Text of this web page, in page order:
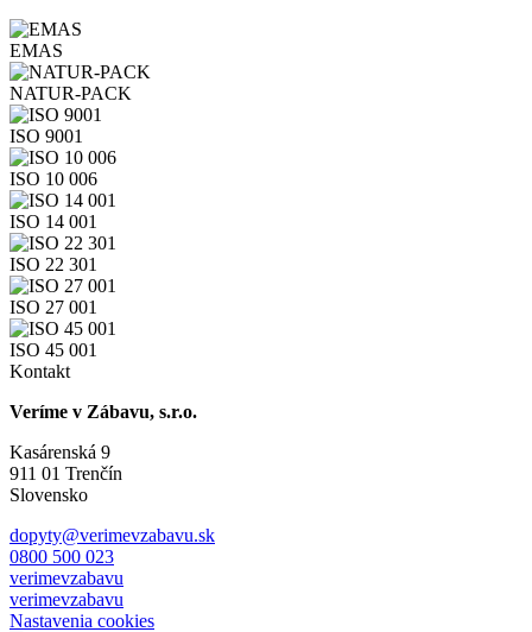
EMAS
NATUR-PACK
ISO 9001
ISO 10 006
ISO 14 001
ISO 22 301
ISO 27 001
ISO 45 001
Kontakt
Veríme v Zábavu, s.r.o.
Kasárenská 9
911 01 Trenčín
Slovensko
dopyty@verimevzabavu.sk
0800 500 023
verimevzabavu
verimevzabavu
Nastavenia cookies